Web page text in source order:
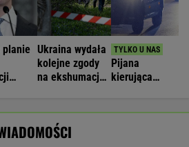
planie
Ukraina wydała
kolejne zgody
na ekshumacje
Pijana
kierująca